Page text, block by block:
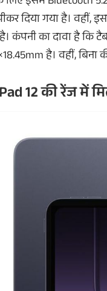
दिया गया है। वहीं,
कंपनी का दावा है कि
है। वहीं,
12 की रेंज में